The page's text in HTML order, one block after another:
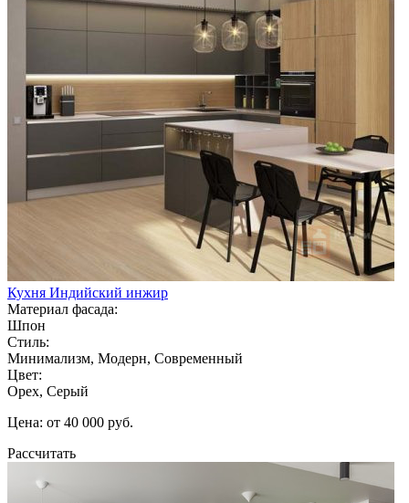
Кухня Индийский инжир
Материал фасада:
Шпон
Стиль:
Минимализм, Модерн, Современный
Цвет:
Орех, Серый
Цена: от 40 000 руб.
Рассчитать